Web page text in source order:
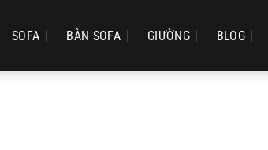
SOFA BÀN SOFA GIƯỜNG BLOG